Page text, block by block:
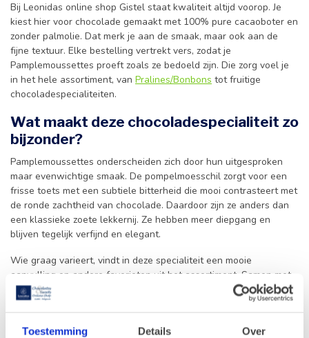
Toestemming Details Over
Bij Leonidas online shop Gistel staat kwaliteit altijd voorop. Je
kiest hier voor chocolade gemaakt met 100% pure cacaoboter en
zonder palmolie. Dat merk je aan de smaak, maar ook aan de
fijne textuur. Elke bestelling vertrekt vers, zodat je
Pamplemoussettes proeft zoals ze bedoeld zijn. Die zorg voel je
in het hele assortiment, van Pralines/Bonbons tot fruitige
chocoladespecialiteiten.
Wat maakt deze chocoladespecialiteit zo
bijzonder?
Pamplemoussettes onderscheiden zich door hun uitgesproken
maar evenwichtige smaak. De pompelmoesschil zorgt voor een
frisse toets met een subtiele bitterheid die mooi contrasteert met
de ronde zachtheid van chocolade. Daardoor zijn ze anders dan
een klassieke zoete lekkernij. Ze hebben meer diepgang en
blijven tegelijk verfijnd en elegant.
Wie graag varieert, vindt in deze specialiteit een mooie
aanvulling op andere favorieten uit het assortiment. Samen met
orangettes
vormen
Pamplemoussettes een origineel geheel. Zo stel je gemakkelijk
Dat maakt ze ook heel geschikt voor een stijlvol
geschenk